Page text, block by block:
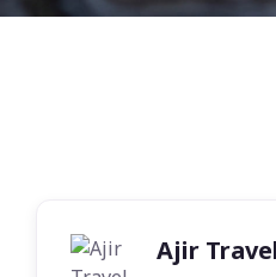
Ajir